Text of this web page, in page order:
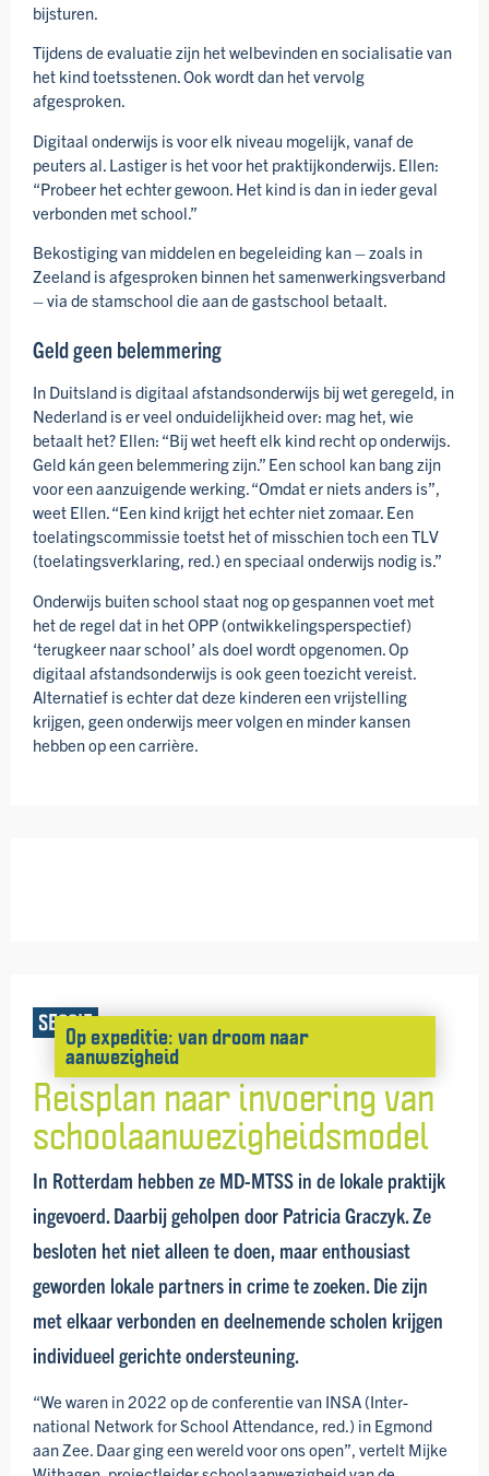
bijsturen.
Tijdens de evaluatie zijn het welbevinden en socialisatie van
het kind toetsstenen. Ook wordt dan het vervolg
afgesproken.
Digitaal onderwijs is voor elk niveau mogelijk, vanaf de
peuters al. Lastiger is het voor het praktijk­onderwijs. Ellen:
“Probeer het echter gewoon. Het kind is dan in ieder geval
verbonden met school.”
Bekostiging van middelen en begeleiding kan – zoals in
Zeeland is afgesproken binnen het samen­werkings­verband
– via de stamschool die aan de gastschool betaalt.
Geld geen belemmering
In Duitsland is digitaal afstands­onderwijs bij wet geregeld, in
Nederland is er veel onduide­lijkheid over: mag het, wie
betaalt het? Ellen: “Bij wet heeft elk kind recht op onderwijs.
Geld kán geen belemmering zijn.” Een school kan bang zijn
voor een aanzuigende werking. “Omdat er niets anders is”,
weet Ellen. “Een kind krijgt het echter niet zomaar. Een
toelatings­commissie toetst het of misschien toch een TLV
(toelatings­verklaring, red.) en speciaal onderwijs nodig is.”
Onderwijs buiten school staat nog op gespannen voet met
het de regel dat in het OPP (ontwikkelings­perspectief)
‘terugkeer naar school’ als doel wordt opgenomen. Op
digitaal afstands­onderwijs is ook geen toezicht vereist.
Alter­natief is echter dat deze kinderen een vrij­stelling
krijgen, geen onderwijs meer volgen en minder kansen
hebben op een carrière.
SESSIE
Op expeditie: van droom naar
aanwezigheid
Reisplan naar invoering van
school­aanwezig­heids­model
In Rotterdam hebben ze MD-MTSS in de lokale praktijk
ingevoerd. Daarbij geholpen door Patricia Graczyk. Ze
besloten het niet alleen te doen, maar enthousiast
geworden lokale partners in crime te zoeken. Die zijn
met elkaar verbonden en deel­nemende scholen krijgen
individueel gerichte onder­steuning.
“We waren in 2022 op de conferentie van INSA (Inter­
national Network for School Attendance, red.) in Egmond
aan Zee. Daar ging een wereld voor ons open”, vertelt Mijke